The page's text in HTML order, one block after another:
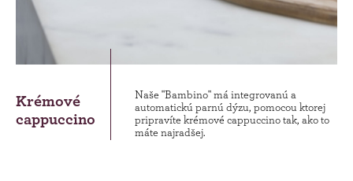
Krémové
cappuccino
Naše "Bambino" má integrovanú a
automatickú parnú dýzu, pomocou ktorej
pripravíte krémové cappuccino tak, ako to
máte najradšej.